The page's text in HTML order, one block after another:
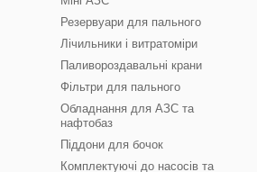
Резервуари для пального
Лічильники і витратоміри
Паливороздавальні крани
Фільтри для пального
Обладнання для АЗС та
нафтобаз
Піддони для бочок
Комплектуючі до насосів та